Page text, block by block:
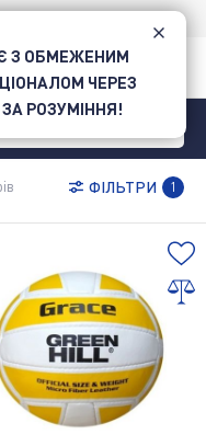
ФІЛЬТРИ 1
З ОБМЕЖЕНИМ
ЧЕРЕЗ
РОЗУМІННЯ!